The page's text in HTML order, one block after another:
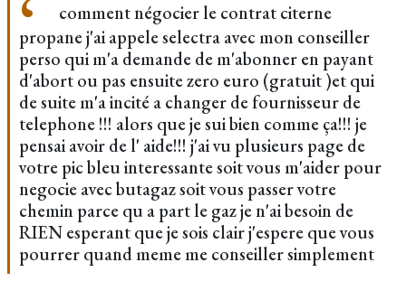
comment négocier le contrat citerne
propane j'ai appele selectra avec mon conseiller
perso qui m'a demande de m'abonner en payant
d'abort ou pas ensuite zero euro (gratuit )et qui
de suite m'a incité a changer de fournisseur de
telephone !!! alors que je sui bien comme ça!!! je
pensai avoir de l' aide!!! j'ai vu plusieurs page de
votre pic bleu interessante soit vous m'aider pour
negocie avec butagaz soit vous passer votre
chemin parce qu a part le gaz je n'ai besoin de
RIEN esperant que je sois clair j'espere que vous
pourrer quand meme me conseiller simplement